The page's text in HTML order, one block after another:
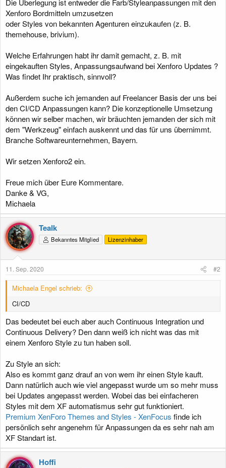
Xenforo Bordmitteln umzusetzen
oder Styles von bekannten Agenturen einzukaufen (z. B.
themehouse, brivium).
Welche Erfahrungen habt ihr damit gemacht, z. B. mit
eingekauften Styles, Anpassungsaufwand bei Xenforo Updates ?
Was findet Ihr praktisch, sinnvoll?
Außerdem suche ich jemanden auf Freelancer Basis der uns bei
den CI/CD Anpassungen kann? Die konzeptionelle Umsetzung
können wir selber machen, wir bräuchten jemanden der sich mit
dem "Werkzeug" einfach auskennt und das für uns übernimmt.
Branche Softwareunternehmen, Bayern.
Wir setzen Xenforo2 ein.
Freue mich über Eure Kommentare.
Danke & VG,
Michaela
Tealk
Bekanntes Mitglied Lizenzinhaber
11. Sep. 2020 #2
Michaela Engel schrieb:
CI/CD
Das bedeutet bei euch aber auch Continuous Integration und
Continuous Delivery? Den dann weiß ich nicht was das mit
einem Xenforo Style zu tun haben soll.
Zu Style an sich:
Also es kommt ganz drauf an von wem ihr einen Style kauft.
Dann natürlich auch wie viel angepasst wurde um so mehr muss
bei Updates angepasst werden. Wobei das bei einfacheren
Styles mit dem XF automatismus sehr gut funktioniert.
Premium XenForo Themes and Styles - XenFocus finde ich
persönlich sehr angenehm für Anpassungen da es sehr nah am
XF Standart ist.
Hoffi